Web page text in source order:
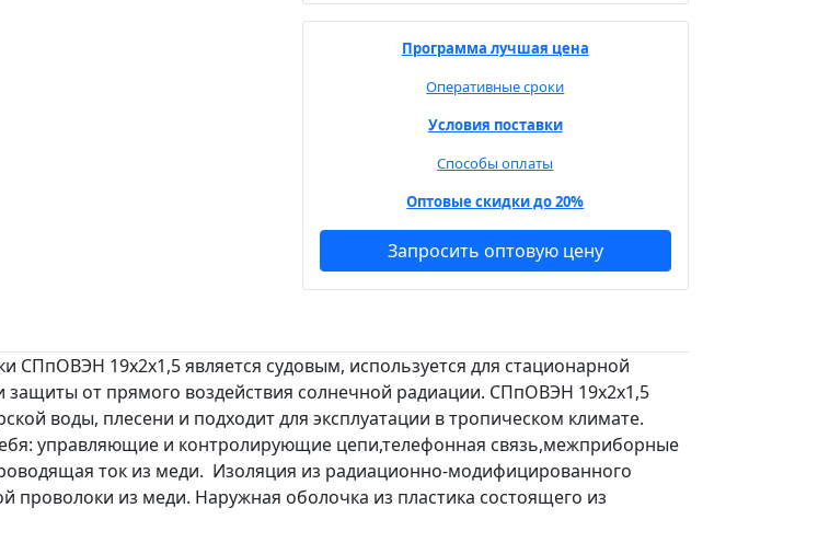
Программа лучшая цена
Оперативные сроки
Условия поставки
Способы оплаты
Оптовые скидки до 20%
Запросить оптовую цену
19х2х1,5 является судовым, используется для стационарной
от прямого воздействия солнечной радиации. СПпОВЭН 19х2х1,5
воды, плесени и подходит для эксплуатации в тропическом климате.
управляющие и контролирующие цепи,телефонная связь,межприборные
ток из меди. Изоляция из радиационно-модифицированного
проволоки из меди. Наружная оболочка из пластика состоящего из